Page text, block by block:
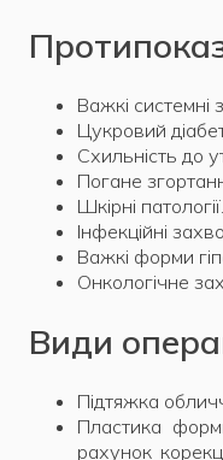
Важкі системні
Цукровий
Схильність до
Погане
Шкірні патології.
Інфекційні
Важкі форми
Онкологічне
Види
Підтяжка
Пластика
рахунок